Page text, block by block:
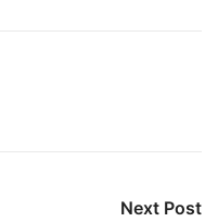
Next Post